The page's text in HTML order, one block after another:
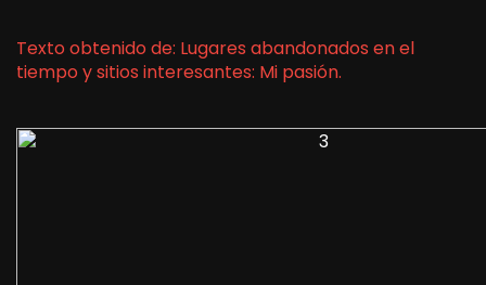
Texto obtenido de: Lugares abandonados en el
tiempo y sitios interesantes: Mi pasión.